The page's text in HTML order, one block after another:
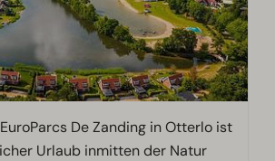
De Zanding in Otterlo ist
Urlaub inmitten der Natur